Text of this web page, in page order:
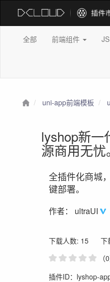
全部 前端组件
uni-app前端模板
lyshop新一
源商用无忧
全插件化商城
键部署。
作者： ultraUI
下载人数: 15 下
（
插件ID：lyshop-